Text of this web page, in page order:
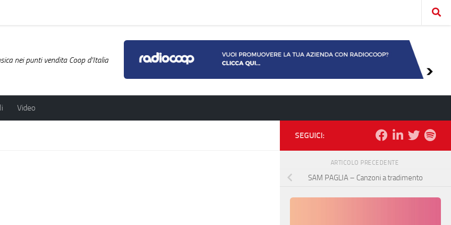
nei punti vendita Coop d'Italia
Video
SEGUICI:
ARTICOLO PRECEDENTE
SAM PAGLIA – Canzoni a tradimento